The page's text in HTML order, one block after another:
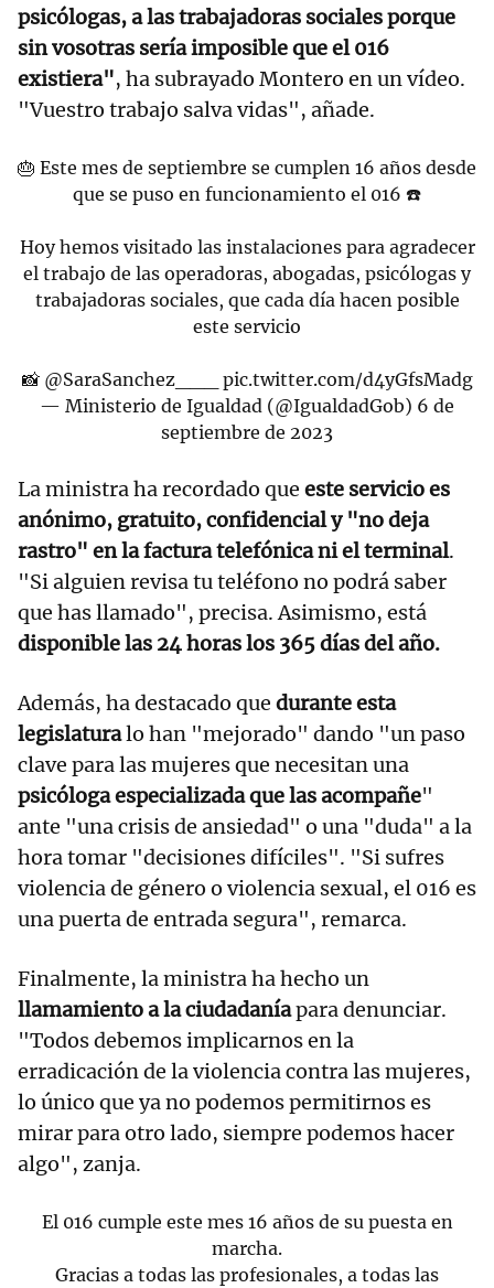
psicólogas, a las trabajadoras sociales porque
sin vosotras sería imposible que el 016
existiera", ha subrayado Montero en un vídeo.
"Vuestro trabajo salva vidas", añade.
🎂 Este mes de septiembre se cumplen 16 años desde
que se puso en funcionamiento el 016 ☎️
Hoy hemos visitado las instalaciones para agradecer
el trabajo de las operadoras, abogadas, psicólogas y
trabajadoras sociales, que cada día hacen posible
este servicio
📸 @SaraSanchez___
pic.twitter.com/d4yGfsMadg
— Ministerio de Igualdad (@IgualdadGob) 6 de
septiembre de 2023
La ministra ha recordado que este servicio es
anónimo, gratuito, confidencial y "no deja
rastro" en la factura telefónica ni el terminal.
"Si alguien revisa tu teléfono no podrá saber
que has llamado", precisa. Asimismo, está
disponible las 24 horas los 365 días del año.
Además, ha destacado que durante esta
legislaturalo han "mejorado" dando "un paso
clave para las mujeres que necesitan una
psicóloga especializada que las acompañe"
ante "una crisis de ansiedad" o una "duda" a la
hora tomar "decisiones difíciles". "Si sufres
violencia de género o violencia sexual, el 016 es
una puerta de entrada segura", remarca.
Finalmente, la ministra ha hecho un
llamamiento a la ciudadaníapara denunciar.
"Todos debemos implicarnos en la
erradicación de la violencia contra las mujeres,
lo único que ya no podemos permitirnos es
mirar para otro lado, siempre podemos hacer
algo", zanja.
El 016 cumple este mes 16 años de su puesta en
marcha.
Gracias a todas las profesionales, a todas las